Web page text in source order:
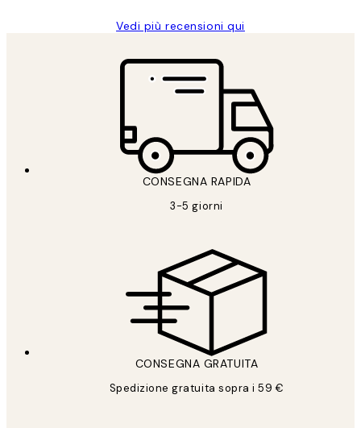
Vedi più recensioni qui
CONSEGNA RAPIDA
3-5 giorni
CONSEGNA GRATUITA
Spedizione gratuita sopra i 59 €